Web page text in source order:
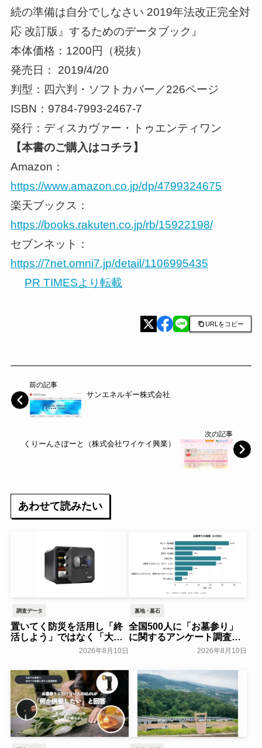
続の準備は自分でしなさい 2019年法改正完全対
応 改訂版』するためのデータブック』
本体価格：1200円（税抜）
発売日： 2019/4/20
判型：四六判・ソフトカバー／226ページ
ISBN：9784-7993-2467-7
発行：ディスカヴァー・トゥエンティワン
【本書のご購入はコチラ】
Amazon：
https://www.amazon.co.jp/dp/4799324675
楽天ブックス：
https://books.rakuten.co.jp/rb/15922198/
セブンネット：
https://7net.omni7.jp/detail/1106995435
PR TIMESより転載
URLをコピー
前の記事
サンエネルギー株式会社
次の記事
くりーんさぽーと（株式会社ワイケイ興業）
あわせて読みたい
調査データ
置いてく防災を活用し「終
活しよう」ではなく「大事
なものを金庫にまとめる」
終活のススメ～マスターロ
ック・セントリー日本～
一般公開
2026年8月10日
墓地・墓石
全国500人に「お墓参り」
に関するアンケート調査～
2026年8月10日